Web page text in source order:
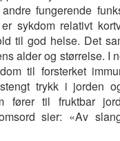
fungerende
sykdom relativt
til god helse. Det
alder og størrelse. I
til forsterket
trykk i jorden
fører til fruktbar
sier: «Av